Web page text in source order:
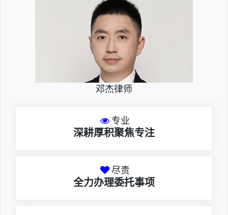
邓杰律师
专业
深耕厚积聚焦专注
尽责
全力办理委托事项